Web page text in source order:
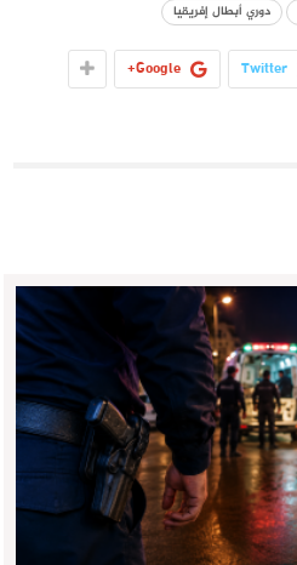
دوري أبطال إفريقيا
Twitter
Google+